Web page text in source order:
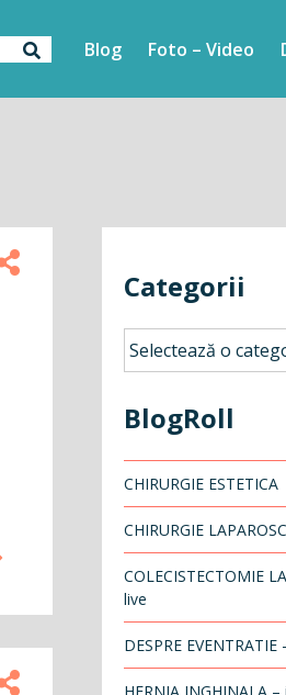
Blog Foto – Video
Categorii
Categorii
BlogRoll
CHIRURGIE ESTETICA
CHIRURGIE
COLECISTECTOMIE
live
DESPRE
HERNIA INGHINALA